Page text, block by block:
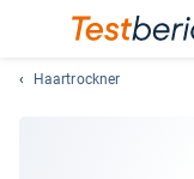
Haartrockner